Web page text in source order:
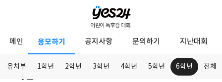
YES24
메인 응모하기
유치부 1학년 2학년 3학년 4학년 5학년 6학년 전체
공지사항 문의하기 지난대회
6학년